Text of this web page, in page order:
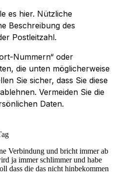
es hier. Nützliche
Beschreibung des
Postleitzahl.
Nummern“ oder
die unten möglicherweise
Sie sicher, dass Sie diese
Vermeiden Sie die
Daten.